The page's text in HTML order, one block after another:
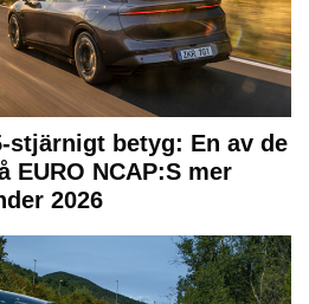
stjärnigt betyg: En av de
EURO NCAP:S mer
2026